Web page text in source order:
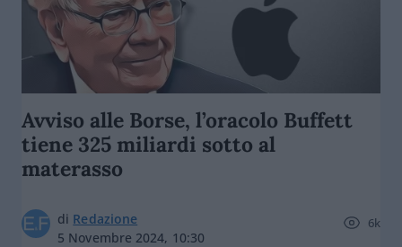
Avviso alle Borse, l’oracolo Buffett
tiene 325 miliardi sotto al
materasso
di Redazione
5 Novembre 2024, 10:30
6k